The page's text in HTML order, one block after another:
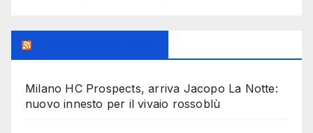
Milano HC Prospects, arriva Jacopo La Notte:
nuovo innesto per il vivaio rossoblù